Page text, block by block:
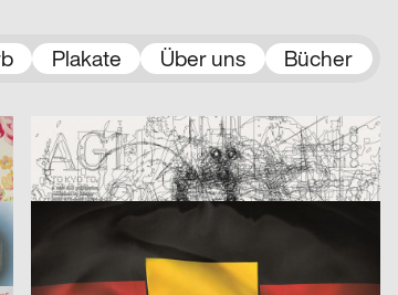
Plakate Über uns Bücher
hesign D
2007
AGI – To Kyo To
Grabarz & Partner, Patrice Lange